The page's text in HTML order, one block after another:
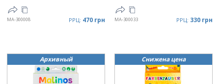
MA-300008 РРЦ: 470 грн MA-300033 РРЦ: 330 грн
Архивный Снижена цена